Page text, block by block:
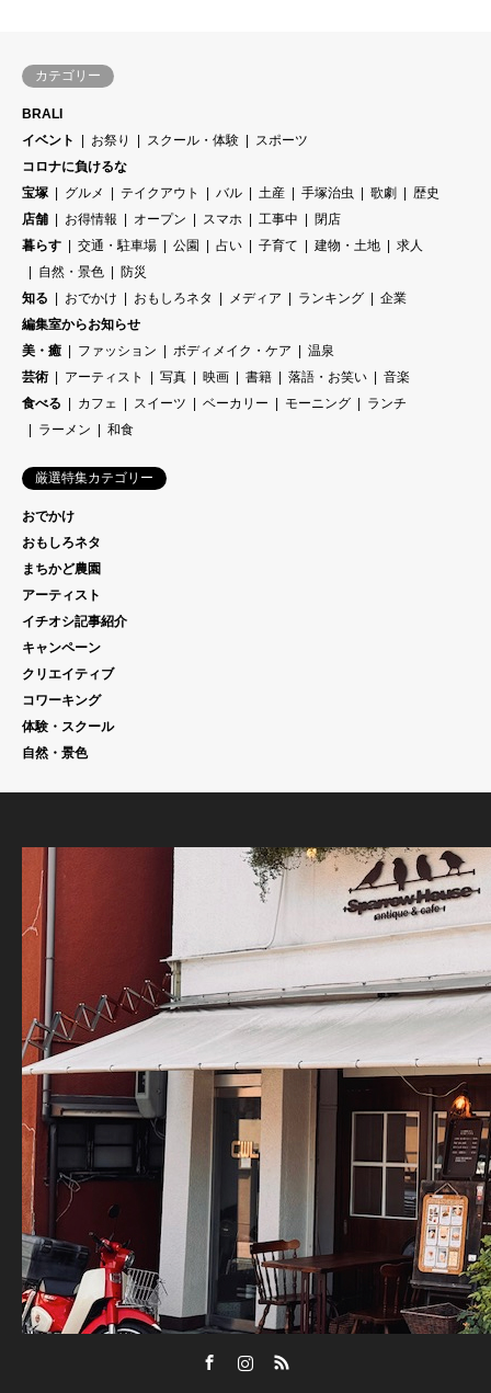
カテゴリー
BRALI
イベント
お祭り スクール・体験
スポーツ
コロナに負けるな
宝塚
グルメ テイクアウト バル 土産 手塚治虫 歌劇
歴史
店舗
お得情報 オープン スマホ 工事中
閉店
暮らす
交通・駐車場 公園 占い 子育て 建物・土地
求人
自然・景色
防災
知る
おでかけ おもしろネタ メディア ランキング
企業
編集室からお知らせ
美・癒
ファッション ボディメイク・ケア
温泉
芸術
アーティスト 写真 映画 書籍 落語・お笑い
音楽
食べる
カフェ スイーツ ベーカリー モーニング
ランチ
ラーメン
和食
厳選特集カテゴリー
おでかけ
おもしろネタ
まちかど農園
アーティスト
イチオシ記事紹介
キャンペーン
クリエイティブ
コワーキング
体験・スクール
自然・景色